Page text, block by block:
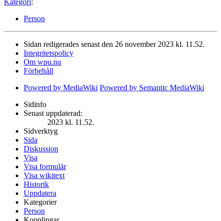
Kategori:
Person
Sidan redigerades senast den 26 november 2023 kl. 11.52.
Integritetspolicy
Om wpu.nu
Förbehåll
Powered by MediaWiki Powered by Semantic MediaWiki
Sidinfo
Senast uppdaterad:
2023 kl. 11.52.
Sidverktyg
Sida
Diskussion
Visa
Visa formulär
Visa wikitext
Historik
Uppdatera
Kategorier
Person